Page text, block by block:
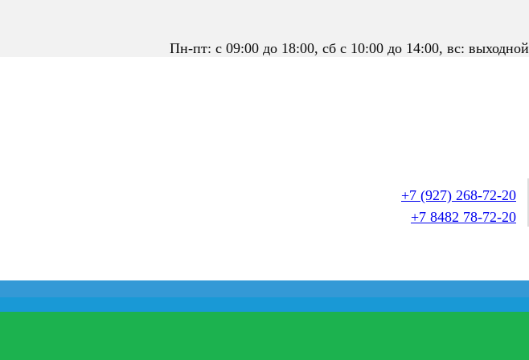
Пн-пт: с 09:00 до 18:00, сб с 10:00 до 14:00, вс: выходной
+7 (927) 268-72-20
+7 8482 78-72-20